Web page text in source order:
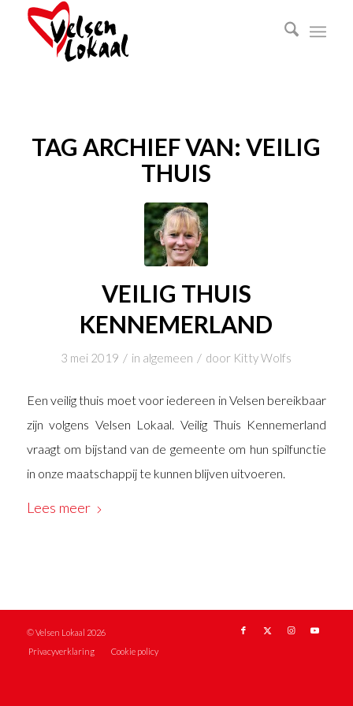
TAG ARCHIEF VAN:VEILIG
THUIS
VEILIG THUIS
KENNEMERLAND
3 mei 2019 / in algemeen / door Kitty Wolfs
Een veilig thuis moet voor iedereen in Velsen bereikbaar
zijn volgens Velsen Lokaal. Veilig Thuis Kennemerland
vraagt om bijstand van de gemeente om hun spilfunctie
in onze maatschappij te kunnen blijven uitvoeren.
Lees meer
© Velsen Lokaal 2026
Privacyverklaring
Cookie policy